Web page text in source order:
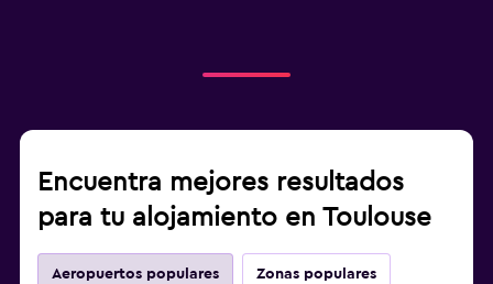
Encuentra mejores resultados
para tu alojamiento en Toulouse
Aeropuertos populares Zonas populares